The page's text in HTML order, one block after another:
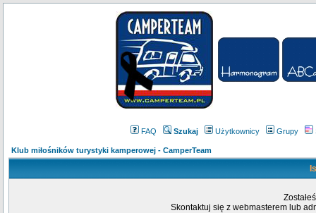
FAQ Szukaj Użytkownicy Grupy
Klub miłośników turystyki kamperowej - CamperTeam
Skontaktuj się z webmasterem lub